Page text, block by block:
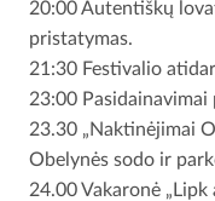
20:00 Autentiškų
pristatymas.
21:30 Festivalio
23:00 Pasidainavimai
23.30 „Naktinėjimai
Obelynės sodo ir
24.00 Vakaronė „Lipk